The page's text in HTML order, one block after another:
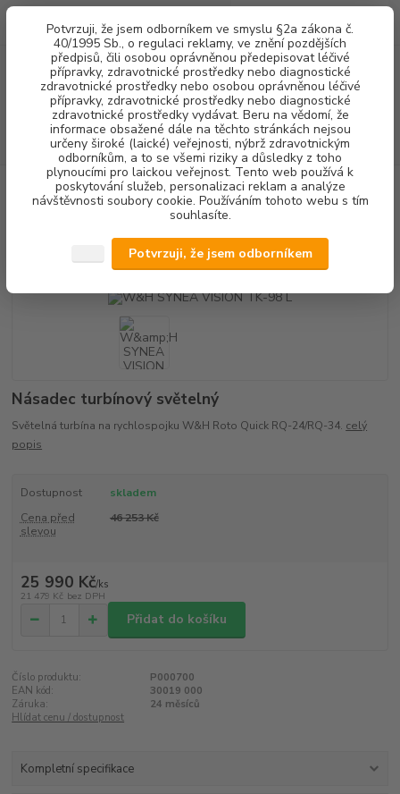
Potvrzuji, že jsem odborníkem ve smyslu §2a zákona č.
40/1995 Sb., o regulaci reklamy, ve znění pozdějších
předpisů, čili osobou oprávněnou předepisovat léčivé
přípravky, zdravotnické prostředky nebo diagnostické
zdravotnické prostředky nebo osobou oprávněnou léčivé
přípravky, zdravotnické prostředky nebo diagnostické
zdravotnické prostředky vydávat. Beru na vědomí, že
informace obsažené dále na těchto stránkách nejsou
určeny široké (laické) veřejnosti, nýbrž zdravotnickým
odborníkům, a to se všemi riziky a důsledky z toho
plynoucími pro laickou veřejnost. Tento web používá k
poskytování služeb, personalizaci reklam a analýze
návštěvnosti soubory cookie. Používáním tohoto webu s tím
souhlasíte.
Potvrzuji, že jsem odborníkem
Menu
CZK
Hledat
(Po-Pá, 8-16 hod.)
za0,00 Kč
PŘÍSTROJOVÉ VYBAVENÍ W&H SYNEA VISION TK-98 L
W&H SYNEA VISION TK-98 L
Násadec turbínový světelný
Světelná turbína na rychlospojku W&H Roto Quick RQ-24/RQ-34. celý
popis
Dostupnost
skladem
Cena před
slevou
46 253 Kč
25 990 Kč/ks
21 479 Kč bez DPH
Přidat do košíku
Číslo produktu:
P000700
EAN kód:
30019 000
Záruka:
24 měsíců
Hlídat cenu / dostupnost
Kompletní specifikace